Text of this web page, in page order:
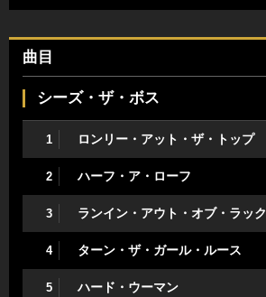
曲目
シーズ・ザ・ボス
1 ロンリー・アット・ザ・トップ
2 ハーフ・ア・ローフ
3 ランイン・アウト・オブ・ラック
4 ターン・ザ・ガール・ルース
5 ハード・ウーマン